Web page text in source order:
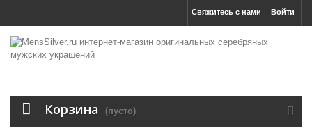
Войти
Свяжитесь с нами
Корзина (пусто)